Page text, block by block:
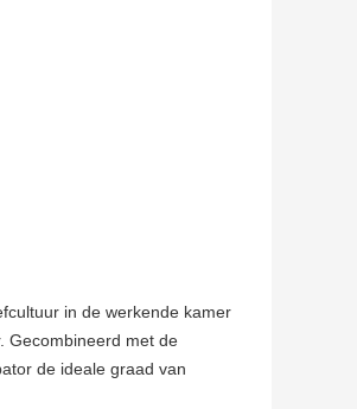
in de werkende kamer
Gecombineerd met de
de ideale graad van